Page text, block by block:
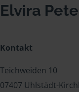
Elvira
Kontakt
Teichweiden 10
07407 Uhlstädt-